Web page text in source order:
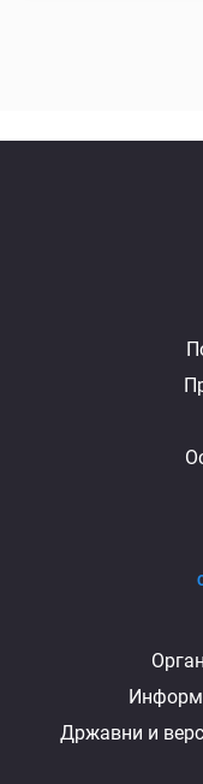
министарству
Државни и